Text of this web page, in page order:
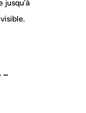
jusqu’à
–